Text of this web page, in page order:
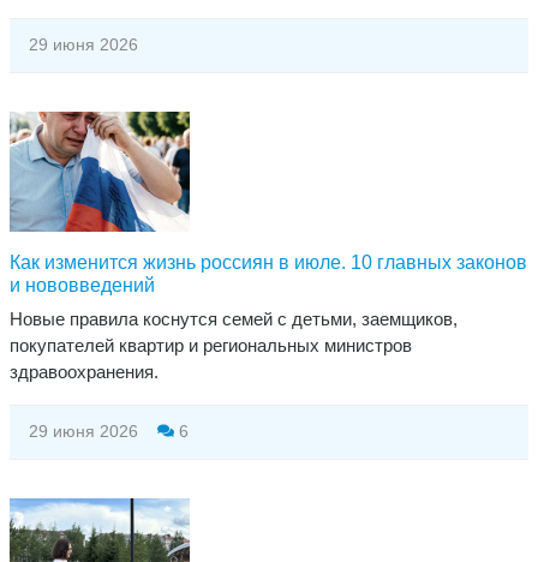
29 июня 2026
Как изменится жизнь россиян в июле. 10 главных законов
и нововведений
Новые правила коснутся семей с детьми, заемщиков,
покупателей квартир и региональных министров
здравоохранения.
29 июня 2026 6